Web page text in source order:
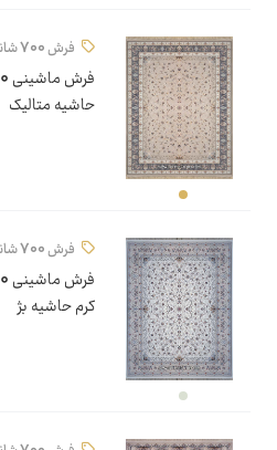
فرش 700 شانه کاشان
حاشیه متالیک
فرش 700 شانه کاشان
کرم حاشیه بژ